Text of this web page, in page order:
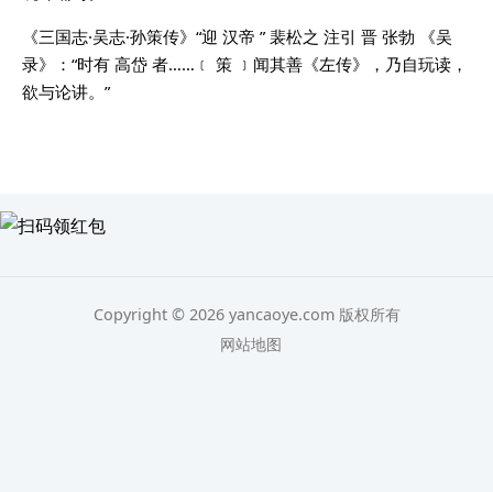
《三国志·吴志·孙策传》“迎 汉帝 ” 裴松之 注引 晋 张勃 《吴
录》：“时有 高岱 者……﹝ 策 ﹞闻其善《左传》，乃自玩读，
欲与论讲。”
Copyright © 2026 yancaoye.com 版权所有
网站地图